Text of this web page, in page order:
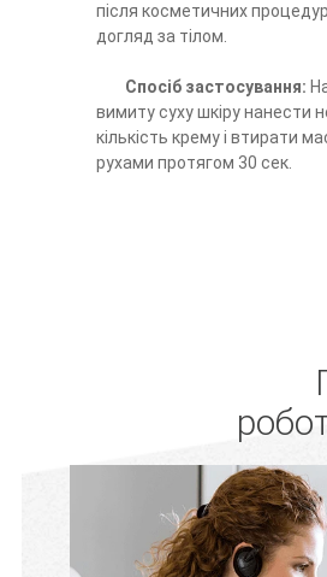
після косметичних
догляд за тілом.
Спосіб застосування:
вимиту суху шкіру нанести
кількість крему і втирати
рухами протягом 30 сек.